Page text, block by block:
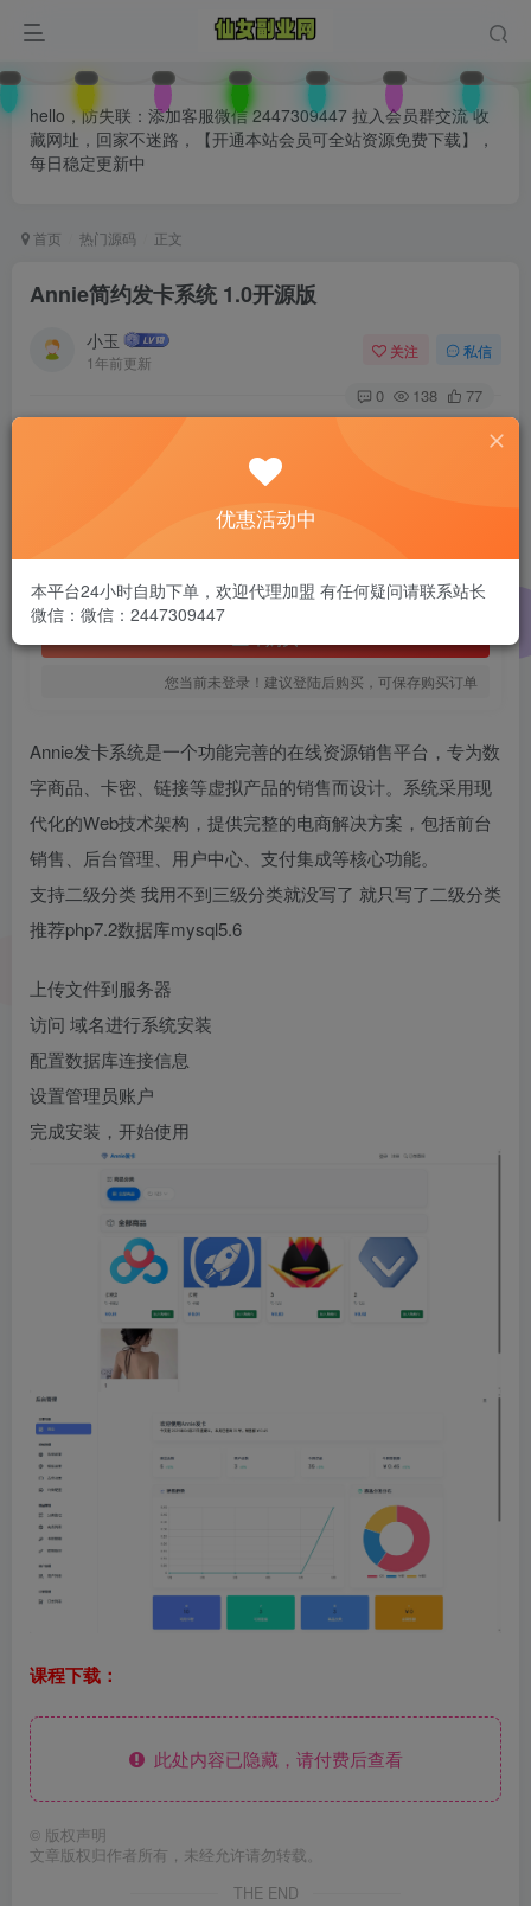
hello，防失联：添加客服微信 2447309447 拉入会员群交流 收
藏网址，回家不迷路，【开通本站会员可全站资源免费下载】，
每日稳定更新中
首页 热门源码 正文
Annie简约发卡系统 1.0开源版
小玉
1年前更新
关注 私信
0 138 77
Annie简约发卡系统 1.0开源版
此内容为付费阅读，请付费后查看
1.99
黄金会员免费
您当前未登录！建议登陆后购买，可保存购买订单
已售 27
Annie发卡系统是一个功能完善的在线资源销售平台，专为数
字商品、卡密、链接等虚拟产品的销售而设计。系统采用现
代化的Web技术架构，提供完整的电商解决方案，包括前台
销售、后台管理、用户中心、支付集成等核心功能。
支持二级分类 我用不到三级分类就没写了 就只写了二级分类
推荐php7.2数据库mysql5.6
上传文件到服务器
访问 域名进行系统安装
配置数据库连接信息
设置管理员账户
完成安装，开始使用
课程下载：
此处内容已隐藏，请付费后查看
© 版权声明
文章版权归作者所有，未经允许请勿转载。
THE END
优惠活动中
本平台24小时自助下单，欢迎代理加盟 有任何疑问请联系站长
微信：微信：2447309447